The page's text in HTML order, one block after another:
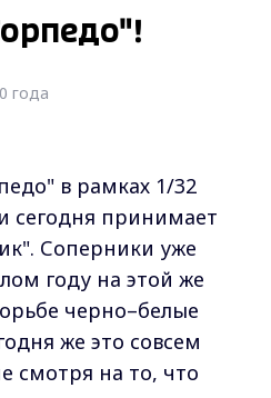
года
в рамках 1/32
сегодня принимает
Соперники уже
году на этой же
черно–белые
же это совсем
смотря на то, что